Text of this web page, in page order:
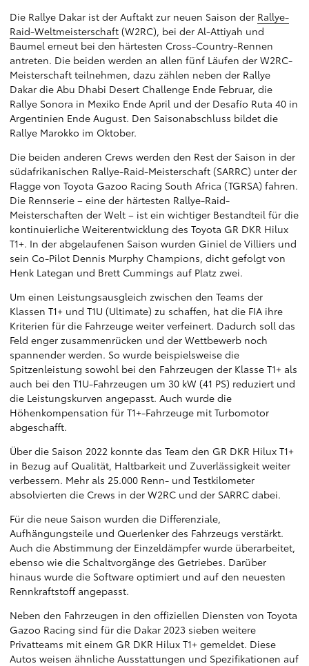
Die Rallye Dakar ist der Auftakt zur neuen Saison der Rallye-
Raid-Weltmeisterschaft (W2RC), bei der Al-Attiyah und
Baumel erneut bei den härtesten Cross-Country-Rennen
antreten. Die beiden werden an allen fünf Läufen der W2RC-
Meisterschaft teilnehmen, dazu zählen neben der Rallye
Dakar die Abu Dhabi Desert Challenge Ende Februar, die
Rallye Sonora in Mexiko Ende April und der Desafío Ruta 40 in
Argentinien Ende August. Den Saisonabschluss bildet die
Rallye Marokko im Oktober.
Die beiden anderen Crews werden den Rest der Saison in der
südafrikanischen Rallye-Raid-Meisterschaft (SARRC) unter der
Flagge von Toyota Gazoo Racing South Africa (TGRSA) fahren.
Die Rennserie – eine der härtesten Rallye-Raid-
Meisterschaften der Welt – ist ein wichtiger Bestandteil für die
kontinuierliche Weiterentwicklung des Toyota GR DKR Hilux
T1+. In der abgelaufenen Saison wurden Giniel de Villiers und
sein Co-Pilot Dennis Murphy Champions, dicht gefolgt von
Henk Lategan und Brett Cummings auf Platz zwei.
Um einen Leistungsausgleich zwischen den Teams der
Klassen T1+ und T1U (Ultimate) zu schaffen, hat die FIA ihre
Kriterien für die Fahrzeuge weiter verfeinert. Dadurch soll das
Feld enger zusammenrücken und der Wettbewerb noch
spannender werden. So wurde beispielsweise die
Spitzenleistung sowohl bei den Fahrzeugen der Klasse T1+ als
auch bei den T1U-Fahrzeugen um 30 kW (41 PS) reduziert und
die Leistungskurven angepasst. Auch wurde die
Höhenkompensation für T1+-Fahrzeuge mit Turbomotor
abgeschafft.
Über die Saison 2022 konnte das Team den GR DKR Hilux T1+
in Bezug auf Qualität, Haltbarkeit und Zuverlässigkeit weiter
verbessern. Mehr als 25.000 Renn- und Testkilometer
absolvierten die Crews in der W2RC und der SARRC dabei.
Für die neue Saison wurden die Differenziale,
Aufhängungsteile und Querlenker des Fahrzeugs verstärkt.
Auch die Abstimmung der Einzeldämpfer wurde überarbeitet,
ebenso wie die Schaltvorgänge des Getriebes. Darüber
hinaus wurde die Software optimiert und auf den neuesten
Rennkraftstoff angepasst.
Neben den Fahrzeugen in den offiziellen Diensten von Toyota
Gazoo Racing sind für die Dakar 2023 sieben weitere
Privatteams mit einem GR DKR Hilux T1+ gemeldet. Diese
Autos weisen ähnliche Ausstattungen und Spezifikationen auf